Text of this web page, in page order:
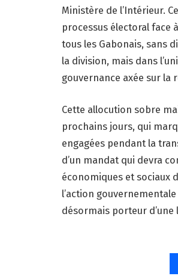
Ministère de l’Intérieur.
processus électoral face
tous les Gabonais, sans
la division, mais dans
gouvernance axée sur la
Cette allocution sobre
prochains jours, qui
engagées pendant la
d’un mandat qui devra
économiques et sociaux
l’action
désormais porteur d’une